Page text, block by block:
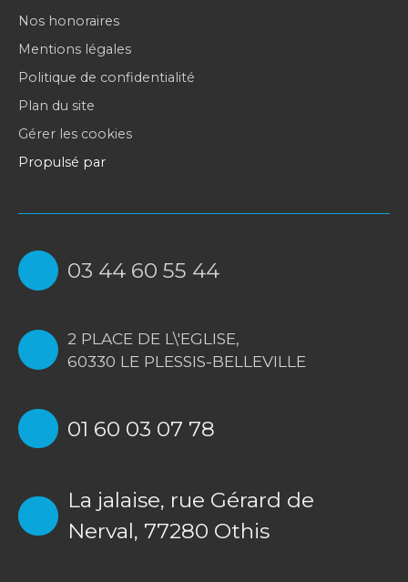
Nos honoraires
Mentions légales
Politique de confidentialité
Plan du site
Gérer les cookies
Propulsé par
03 44 60 55 44
2 PLACE DE L\'EGLISE,
60330 LE PLESSIS-BELLEVILLE
01 60 03 07 78
La jalaise, rue Gérard de
Nerval, 77280 Othis